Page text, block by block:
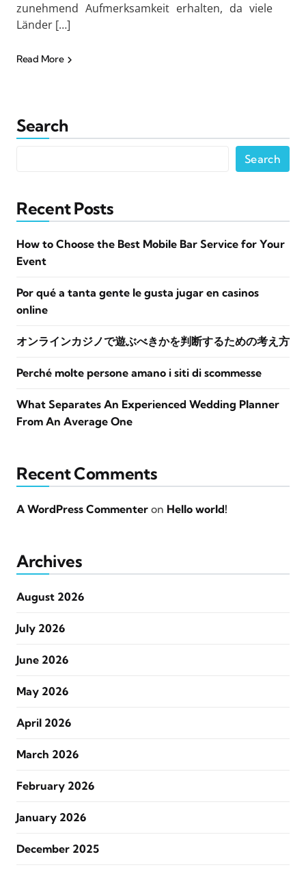
zunehmend Aufmerksamkeit erhalten, da viele
Länder […]
Read More
Search
Search
Recent Posts
How to Choose the Best Mobile Bar Service for Your
Event
Por qué a tanta gente le gusta jugar en casinos
online
オンラインカジノで遊ぶべきかを判断するための考え方
Perché molte persone amano i siti di scommesse
What Separates An Experienced Wedding Planner
From An Average One
Recent Comments
A WordPress Commenter on Hello world!
Archives
August 2026
July 2026
June 2026
May 2026
April 2026
March 2026
February 2026
January 2026
December 2025